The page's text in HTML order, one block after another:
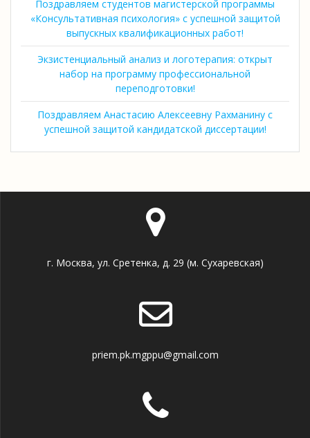
Поздравляем студентов магистерской программы
«Консультативная психология» с успешной защитой
выпускных квалификационных работ!
Экзистенциальный анализ и логотерапия: открыт
набор на программу профессиональной
переподготовки!
Поздравляем Анастасию Алексеевну Рахманину с
успешной защитой кандидатской диссертации!
г. Москва, ул. Сретенка, д. 29 (м. Сухаревская)
priem.pk.mgppu@gmail.com